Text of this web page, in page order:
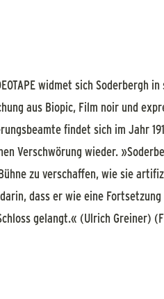
widmet sich Soderbergh
aus Biopic, Film noir und
findet sich im Jahr
Verschwörung wieder.
zu verschaffen, wie sie
dass er wie eine
gelangt.« (Ulrich Greiner)